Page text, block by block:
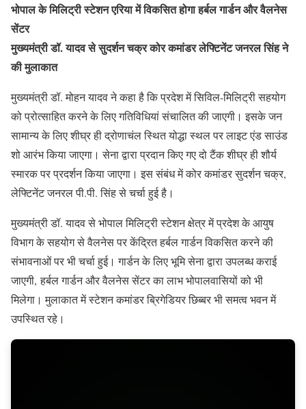
भोपाल के मिलिट्री स्टेशन एरिया में विकसित होगा हर्बल गार्डन और वैलनेस
सेंटर
मुख्यमंत्री डॉ. यादव से सुदर्शन चक्र कोर कमांडर लेफ्टिनेंट जनरल सिंह ने
की मुलाकात
मुख्यमंत्री डॉ. मोहन यादव ने कहा है कि प्रदेश में सिविल-मिलिट्री सहयोग
को प्रोत्साहित करने के लिए गतिविधियां संचालित की जाएगी। इसके जन
सामान्य के लिए शीघ्र ही द्रोणाचंल स्थित योद्धा स्थल पर लाइट एंड साउंड
शो आरंभ किया जाएगा। सेना द्वारा प्रदान किए गए दो टैंक शीघ्र ही शौर्य
स्मारक पर प्रदर्शन किया जाएगा। इस संबंध में कोर कमांडर सुदर्शन चक्र,
लेफ्टिनेंट जनरल पी.पी. सिंह से चर्चा हुई है।
मुख्यमंत्री डॉ. यादव से भोपाल मिलिट्री स्टेशन क्षेत्र में प्रदेश के आयुष
विभाग के सहयोग से वैलनेस पर केंद्रित हर्बल गार्डन विकसित करने की
संभावनाओं पर भी चर्चा हुई। गार्डन के लिए भूमि सेना द्वारा उपलब्ध कराई
जाएगी, हर्बल गार्डन और वैलनेस सेंटर का लाभ भोपालवासियों को भी
मिलेगा। मुलाकात में स्टेशन कमांडर ब्रिगेडियर छिब्बर भी समत्व भवन में
उपस्थित रहे।